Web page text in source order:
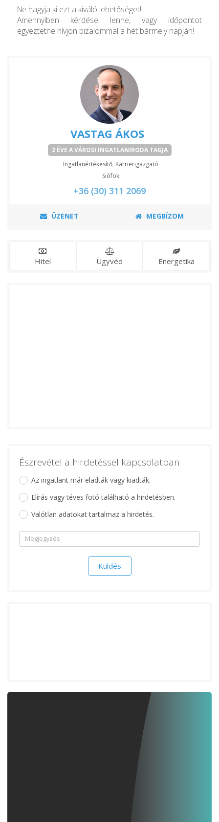
Ne hagyja ki ezt a kiváló lehetőséget!
Amennyiben kérdése lenne, vagy időpontot
egyeztetne hívjon bizalommal a hét bármely napján!
VASTAG ÁKOS
2 ÉVE A VÁROSI INGATLANIRODA TAGJA
Ingatlanértékesítő, Karrierigazgató
Siófok
+36 (30) 311 2069
ÜZENET MEGBÍZOM
Hitel Ügyvéd Energetika
Észrevétel a hirdetéssel kapcsolatban
Az ingatlant már eladták vagy kiadták.
Elírás vagy téves fotó található a hirdetésben.
Valótlan adatokat tartalmaz a hirdetés.